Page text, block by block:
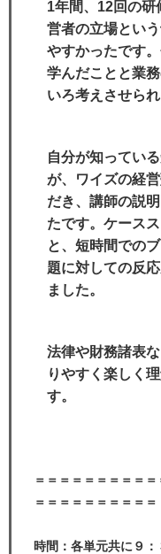
1年間、12回の研
営者の立場とい
やすかったです
学んだことと業
いろ考えさせら
自分が知ってい
が、ワイズの経
だき、講師の説
たです。ケース
と、短時間での
題に対しての反
ました。
法律や財務諸表
りやすく楽しく
す。
＝＝＝＝＝＝＝＝＝
＝＝＝＝＝＝＝＝＝＝
時間：各単元共に９